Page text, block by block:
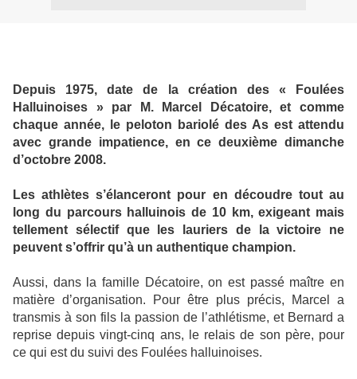
Depuis 1975, date de la création des « Foulées
Halluinoises » par M. Marcel Décatoire, et comme
chaque année, le peloton bariolé des As est attendu
avec grande impatience, en ce deuxième dimanche
d’octobre 2008.
Les athlètes s’élanceront pour en découdre tout au
long du parcours halluinois de 10 km, exigeant mais
tellement sélectif que les lauriers de la victoire ne
peuvent s’offrir qu’à un authentique champion.
Aussi, dans la famille Décatoire, on est passé maître en
matière d’organisation. Pour être plus précis, Marcel a
transmis à son fils la passion de l’athlétisme, et Bernard a
reprise depuis vingt-cinq ans, le relais de son père, pour
ce qui est du suivi des Foulées halluinoises.